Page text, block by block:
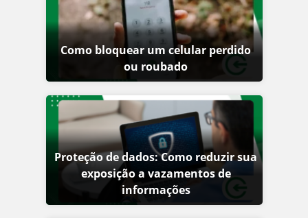
Como bloquear um celular perdido
ou roubado
Proteção de dados: Como reduzir sua
exposição a vazamentos de
informações